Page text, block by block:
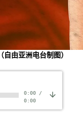
由亚洲电台制图）
0:00/
0:00